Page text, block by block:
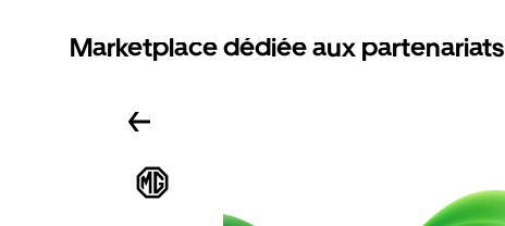
Marketplace dédiée aux partenariats